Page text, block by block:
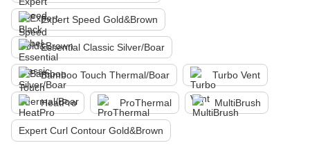
Expert Speed Gold&Brown
Essential Classic Silver/Boar
Bamboo Touch Thermal/Boar Turbo Vent
HeatPro ProThermal MultiBrush
Expert Curl Contour Gold&Brown